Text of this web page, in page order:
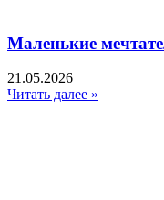
Маленькие
21.05.2026
Читать далее »